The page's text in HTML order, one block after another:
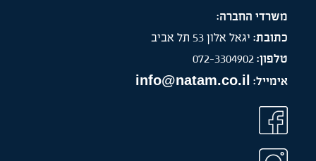
משרדי החברה:
כתובת: יגאל אלון 53 תל אביב
טלפון:072-3304902
אימייל: info@natam.co.il